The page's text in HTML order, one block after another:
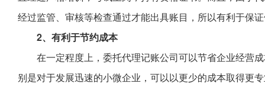
经过监管、审核等检查通过才能出具账目，所以有利于保
2、有利于节约成本
在一定程度上，委托代理记账公司可以节省企业经营
别是对于发展迅速的小微企业，可以以更少的成本取得更